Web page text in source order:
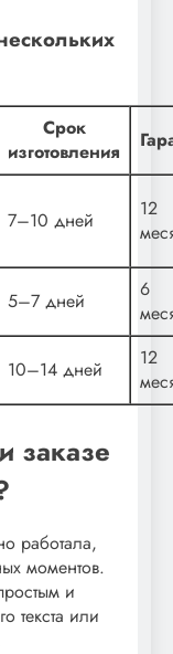
Срок
изготовления
7–10 дней
12
5–7 дней
6
10–14 дней
12
заказе
работала,
моментов.
и
текста или